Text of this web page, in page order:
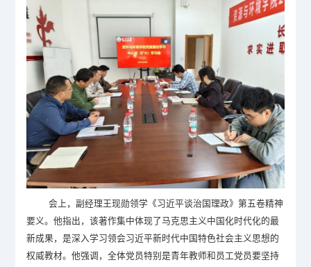
会上，副经理王现勋领学《习近平谈治国理政》第五卷精神
要义。他指出，该著作集中体现了马克思主义中国化时代化的最
新成果，是深入学习领会习近平新时代中国特色社会主义思想的
权威教材。他强调，全体党员特别是青年教师和员工党员要坚持